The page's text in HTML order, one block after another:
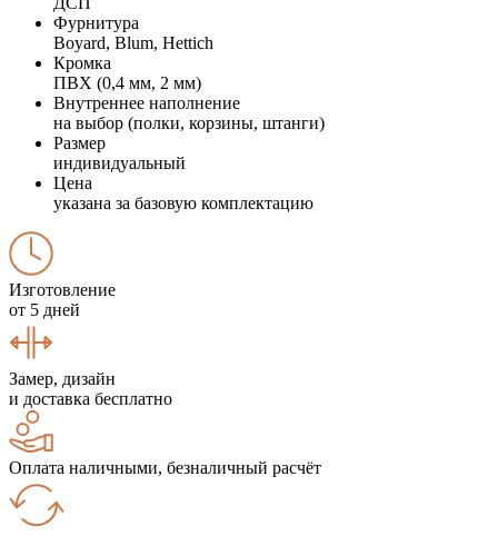
Фурнитура
Boyard, Blum, Hettich
Кромка
ПВХ (0,4 мм, 2 мм)
Внутреннее наполнение
на выбор (полки, корзины, штанги)
Размер
индивидуальный
Цена
указана за базовую комплектацию
Изготовление
от 5 дней
Замер, дизайн
и доставка бесплатно
Оплата наличными, безналичный расчёт